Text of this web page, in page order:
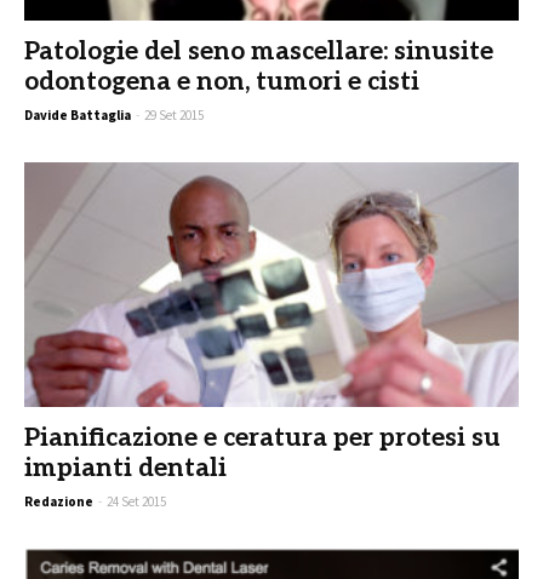
Patologie del seno mascellare: sinusite
odontogena e non, tumori e cisti
Davide Battaglia - 29 Set 2015
Pianificazione e ceratura per protesi su
impianti dentali
Redazione - 24 Set 2015